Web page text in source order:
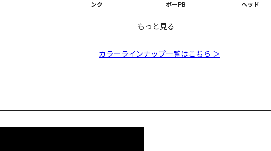
ンク
ボーPB
ヘッド
80 MAGNUM+1 FA コ
ノシロ
80 MAGNUM+1 FA マ
サバ
もっと見る
カラーラインナップ一覧はこちら ＞